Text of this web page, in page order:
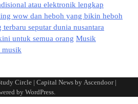
atau elektronik lengkap
wow dan heboh yang bikin heboh
seputar dunia nusantara
untuk semua orang Musik
musik
Circle| Capital News by Ascendoor|
by WordPress.